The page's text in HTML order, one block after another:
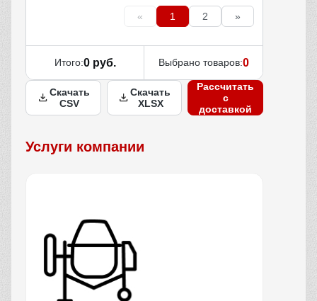
« 1 2 »
Итого:0 руб. Выбрано товаров:0
Скачать
CSV
Скачать
XLSX
Рассчитать
с
доставкой
Услуги компании